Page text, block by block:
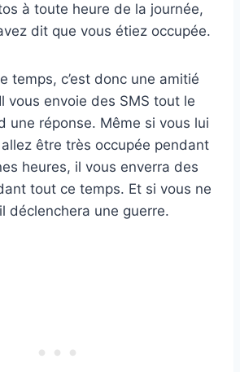
à toute heure de la journée,
dit que vous étiez occupée.
temps, c’est donc une amitié
vous envoie des SMS tout le
une réponse. Même si vous lui
être très occupée pendant
heures, il vous enverra des
tout ce temps. Et si vous ne
déclenchera une guerre.